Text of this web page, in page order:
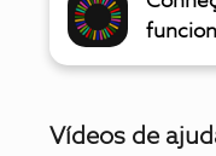
Vídeos de